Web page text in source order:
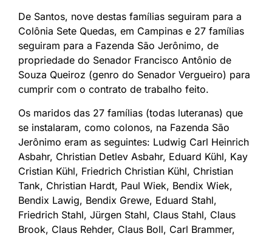
De Santos, nove destas famílias seguiram para a
Colônia Sete Quedas, em Campinas e 27 famílias
seguiram para a Fazenda São Jerônimo, de
propriedade do Senador Francisco Antônio de
Souza Queiroz (genro do Senador Vergueiro) para
cumprir com o contrato de trabalho feito.
Os maridos das 27 famílias (todas luteranas) que
se instalaram, como colonos, na Fazenda São
Jerônimo eram as seguintes: Ludwig Carl Heinrich
Asbahr, Christian Detlev Asbahr, Eduard Kühl, Kay
Cristian Kühl, Friedrich Christian Kühl, Christian
Tank, Christian Hardt, Paul Wiek, Bendix Wiek,
Bendix Lawig, Bendix Grewe, Eduard Stahl,
Friedrich Stahl, Jürgen Stahl, Claus Stahl, Claus
Brook, Claus Rehder, Claus Boll, Carl Brammer,